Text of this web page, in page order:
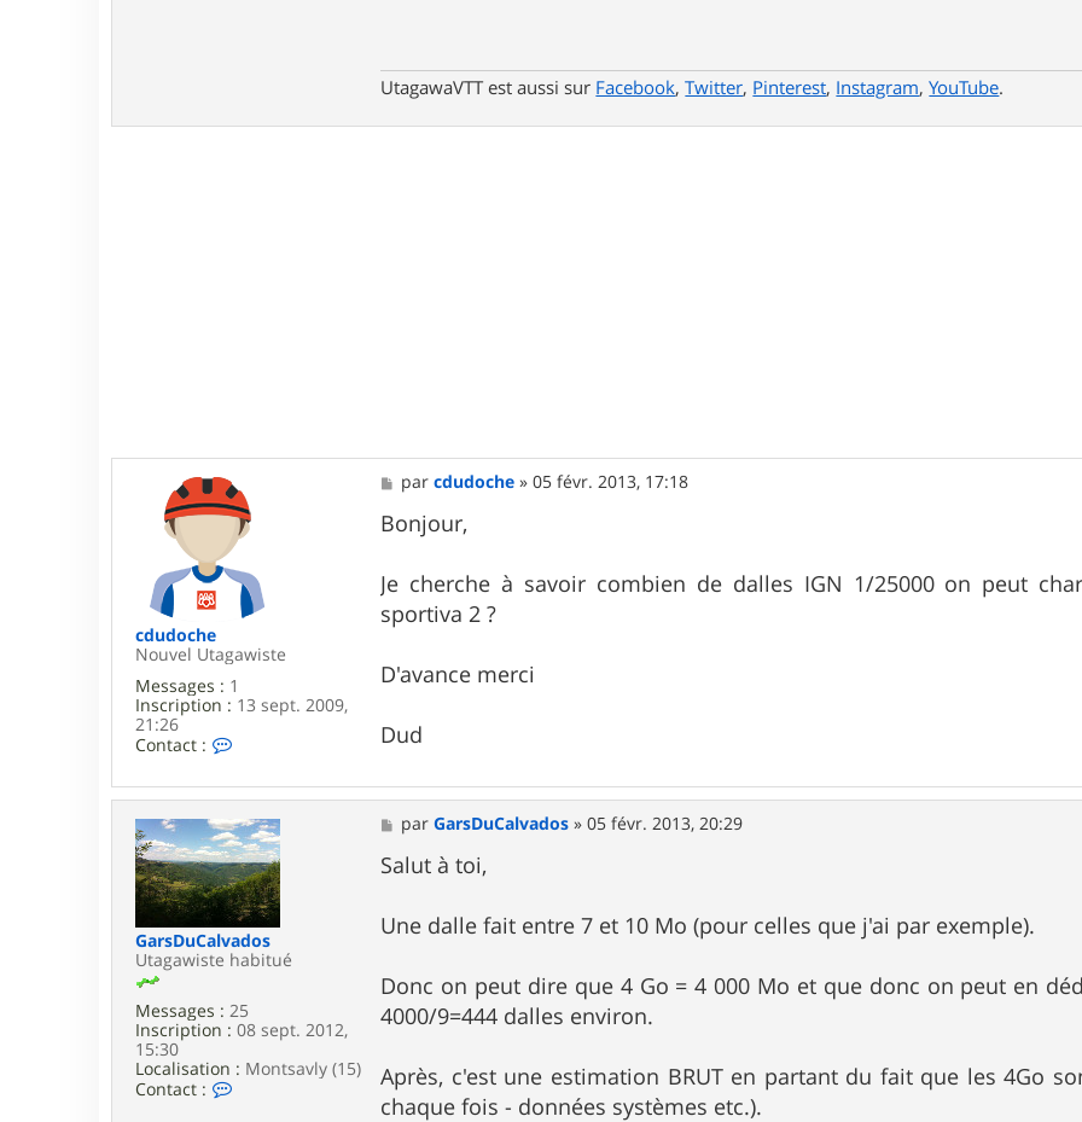
UtagawaVTT est aussi sur Facebook,Twitter, Pinterest, Instagram,YouTube.
cdudoche
Nouvel Utagawiste
Messages : 1
Inscription : 13 sept. 2009,
21:26
Contact :
n
t
a
c
t
e
r
c
d
u
c
h
M
e
s
s
g
e
parcdudoche »05 févr. 2013, 17:18
Bonjour,
Je cherche à savoir combien de dalles IGN 1/25000 on peut
sportiva 2 ?
D'avance merci
Dud
GarsDuCalvados
Utagawiste habitué
Messages : 25
Inscription : 08 sept. 2012,
15:30
Localisation : Montsavly (15)
Contact :
M
e
s
s
g
e
parGarsDuCalvados »05 févr. 2013, 20:29
Salut à toi,
Une dalle fait entre 7 et 10 Mo (pour celles que j'ai par exemple).
Donc on peut dire que 4 Go = 4 000 Mo et que donc on peut en
4000/9=444 dalles environ.
Après, c'est une estimation BRUT en partant du fait que les 4Go
chaque fois - données systèmes etc.).